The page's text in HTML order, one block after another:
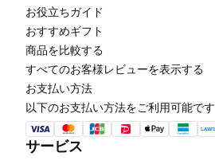
お役立ちガイド
おすすめギフト
商品を比較する
すべてのお客様レビューを表示する
お支払い方法
以下のお支払い方法をご利用可能です
サービス